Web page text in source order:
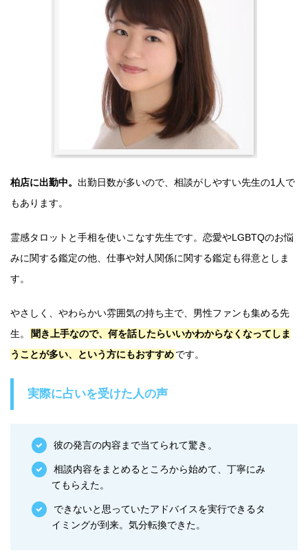
柏店に出勤中。 出勤日数が多いので、相談がしやすい先生の1人で
もあります。
霊感タロットと手相を使いこなす先生です。恋愛やLGBTQのお悩
みに関する鑑定の他、仕事や対人関係に関する鑑定も得意としま
す。
やさしく、やわらかい雰囲気の持ち主で、男性ファンも集める先
生。
聞き上手なので、何を話したらいいかわからなくなってしま
うことが多い、という方にもおすすめです。
実際に占いを受けた人の声
彼の発言の内容まで当てられて驚き。
相談内容をまとめるところから始めて、丁寧にみ
てもらえた。
できないと思っていたアドバイスを実行できるタ
イミングが到来。気分転換できた。